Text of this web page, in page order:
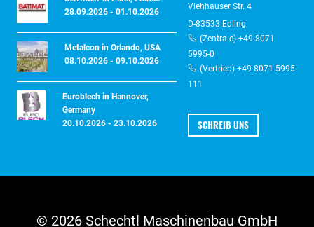
28.09.2026 - 01.10.2026
Metalcon in Orlando, USA
08.10.2026 - 09.10.2026
Euroblech in Hannover,
Germany
20.10.2026 - 23.10.2026
Viehhauser Str. 4
D-83533 Edling
(Zentrale) +49 8071
5995-0
(Vertrieb) +49 8071 5995-
111
SCHREIB UNS
© 2026 Schechtl Maschinenbau GmbH